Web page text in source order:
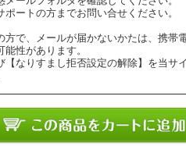
ートの方までお問い合せください。
で、メールが届かないかたは、携帯
性があります。
【なりすまし拒否設定の解除】を当サ